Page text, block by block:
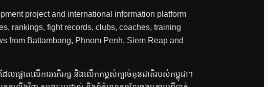
project and international information platform
rankings, fight records, clubs, coaches, training
from Battambang, Phnom Penh, Siem Reap and
ដែលផ្តោតលើការអភិរក្ស និងលើកកម្ពស់ក្បាច់គុនជាតិរបស់កម្ពុជា។